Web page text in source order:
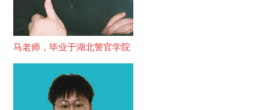
马老师，毕业于湖北警官学院